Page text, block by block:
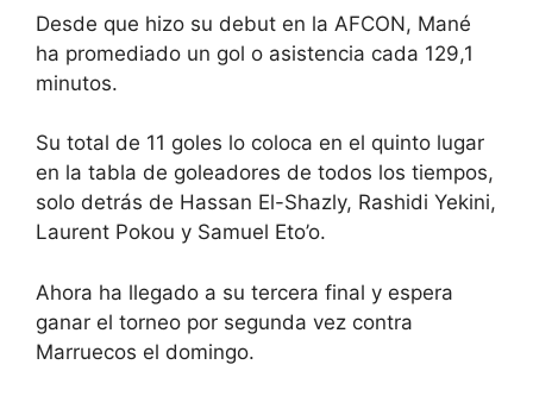
Desde que hizo su debut en la AFCON, Mané
ha promediado un gol o asistencia cada 129,1
minutos.
Su total de 11 goles lo coloca en el quinto lugar
en la tabla de goleadores de todos los tiempos,
solo detrás de Hassan El-Shazly, Rashidi Yekini,
Laurent Pokou y Samuel Eto’o.
Ahora ha llegado a su tercera final y espera
ganar el torneo por segunda vez contra
Marruecos el domingo.